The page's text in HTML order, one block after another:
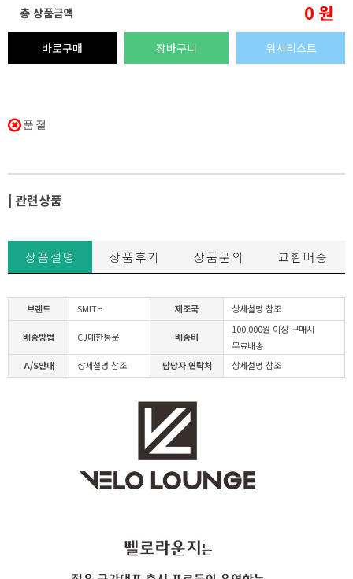
총 상품금액 0 원
바로구매 장바구니 위시리스트
품절
| 관련상품
상품설명 상품후기 상품문의 교환배송
브랜드 SMITH 제조국 상세설명 참조
배송방법 CJ대한통운 배송비
100,000원 이상 구매시
무료배송
A/S안내
상세설명 참조 담당자 연락처 상세설명 참조